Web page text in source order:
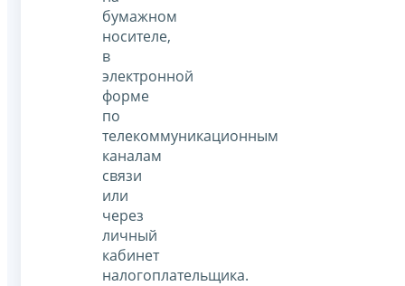
бумажном
носителе,
в
электронной
форме
по
телекоммуникационным
каналам
связи
или
через
личный
кабинет
налогоплательщика.